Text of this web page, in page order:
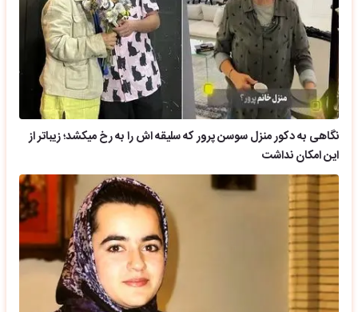
نگاهی به دکور منزل سوسن پرور که سلیقه اش را به رخ میکشد؛ زیباتر از
این امکان نداشت